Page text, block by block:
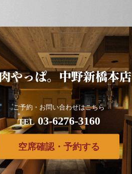
やっぱ。中野新橋本店
ご予約・お問い合わせはこちら
TEL03-6276-3160
空席確認・予約する